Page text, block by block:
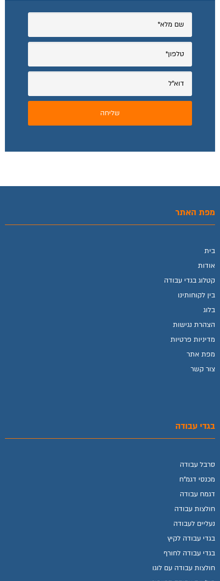
מפת האתר
בית
אודות
קטלוג בגדי עבודה
בין לקוחותינו
בלוג
הצהרת נגישות
מדיניות פרטיות
מפת אתר
צור קשר
בגדי עבודה
סרבל עבודה
מכנסי דגמ"ח
דגמח עבודה
חולצות עבודה
נעליים לעבודה
בגדי עבודה לקיץ
בגדי עבודה לחורף
חולצות עבודה עם לוגו